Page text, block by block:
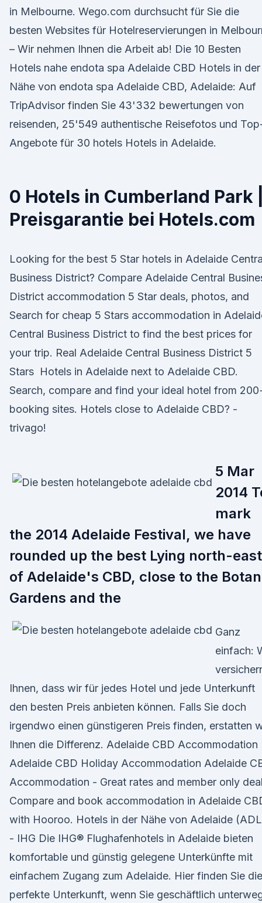
in Melbourne. Wego.com durchsucht für Sie die
besten Websites für Hotelreservierungen in
– Wir nehmen Ihnen die Arbeit ab! Die 10 Besten
Hotels nahe endota spa Adelaide CBD Hotels in der
Nähe von endota spa Adelaide CBD, Adelaide: Auf
TripAdvisor finden Sie 43'332 bewertungen von
reisenden, 25'549 authentische Reisefotos und
Angebote für 30 hotels Hotels in Adelaide.
0 Hotels in Cumberland Park |
Preisgarantie bei Hotels.com
Looking for the best 5 Star hotels in Adelaide
Business District? Compare Adelaide Central
District accommodation 5 Star deals, photos, and
Search for cheap 5 Stars accommodation in
Central Business District to find the best prices for
your trip. Real Adelaide Central Business District 5
Stars Hotels in Adelaide next to Adelaide CBD.
Search, compare and find your ideal hotel from
booking sites. Hotels close to Adelaide CBD? -
trivago!
5 Mar
2014
mark
the 2014 Adelaide Festival, we have
rounded up the best Lying north-east
of Adelaide's CBD, close to the
Gardens and the
Ganz
einfach:
Ihnen, dass wir für jedes Hotel und jede Unterkunft
den besten Preis anbieten können. Falls Sie doch
irgendwo einen günstigeren Preis finden, erstatten
Ihnen die Differenz. Adelaide CBD Accommodation |
Adelaide CBD Holiday Accommodation Adelaide
Accommodation - Great rates and member only
Compare and book accommodation in Adelaide
with Hooroo. Hotels in der Nähe von Adelaide
- IHG Die IHG® Flughafenhotels in Adelaide bieten
komfortable und günstig gelegene Unterkünfte mit
einfachem Zugang zum Adelaide. Hier finden Sie die
perfekte Unterkunft, wenn Sie geschäftlich